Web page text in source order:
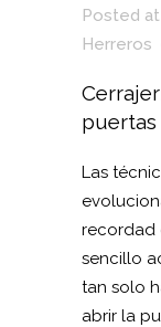
Posted at
Herreros
Las
recordad
sencillo
tan solo
abrir la